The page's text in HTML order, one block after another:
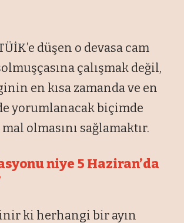
düşen o devasa cam
çalışmak değil,
en kısa zamanda ve en
yorumlanacak biçimde
olmasını sağlamaktır.
niye 5 Haziran’da
ki herhangi bir ayın